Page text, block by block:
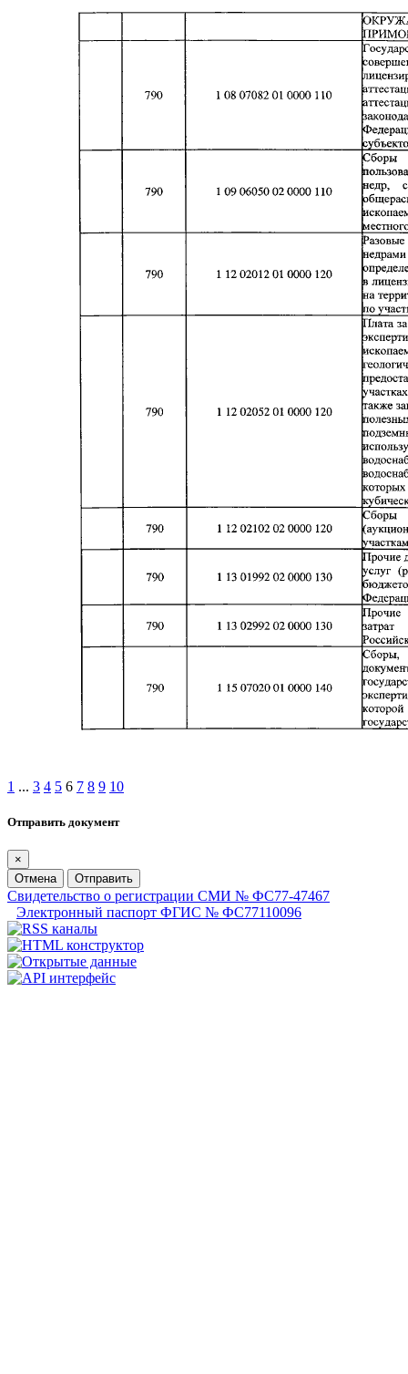
1 ... 3 4 5 6 7 8 9 10
Отправить документ
×
Отмена
Отправить
Свидетельство о регистрации СМИ № ФС77-47467
Электронный паспорт ФГИС № ФС77110096